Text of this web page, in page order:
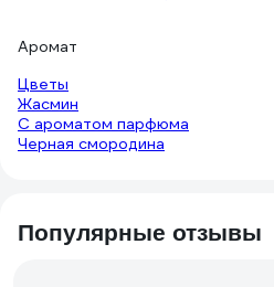
Аромат
Цветы
Жасмин
С ароматом парфюма
Черная смородина
Популярные отзывы